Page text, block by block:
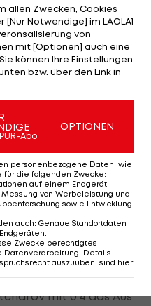
und wurde unter 35
sich
Weixing zwei
Der 39-jährige
3. Runde dem
Hao 1:4
gesehen haben, habe
da einen Punkt
Der 40-jährige Chen
wo aber gegen
mit 0:4 das Aus
allen Zwecken, Cookies
Notwendige] im LAOLA1
von
mit [Optionen] auch eine
können Ihre Einstellungen
bzw. über den Link in
Abo
OPTIONEN
personenbezogene Daten, wie
für die folgenden Zwecke:
auf einem Endgerät;
von Werbeleistung und
sowie Entwicklung
auch: Genaue Standortdaten
.
Zwecke berechtigtes
Datenverarbeitung. Details
auszuüben, sind hier